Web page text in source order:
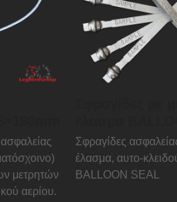
μετρητών
αερίου.
Σφραγίδες
έλασμα, αυτο-
BALLOON SEAL